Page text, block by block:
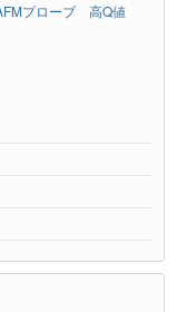
プローブ 高Q値